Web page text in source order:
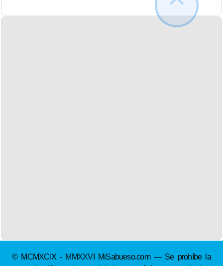
© MCMXCIX - MMXXVI MiSabueso.com — Se prohíbe la